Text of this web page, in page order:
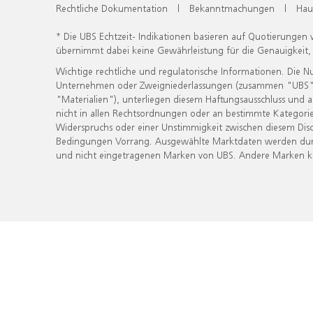
Rechtliche Dokumentation | Bekanntmachungen |
* Die UBS Echtzeit- Indikationen basieren auf
übernimmt dabei keine Gewährleistung für die
Wichtige rechtliche und regulatorische Informationen. Die
Unternehmen oder Zweigniederlassungen (zusammen
"Materialien"), unterliegen diesem Haftungsausschluss
nicht in allen Rechtsordnungen oder an bestimmte
Widerspruchs oder einer Unstimmigkeit zwischen diesem
Bedingungen Vorrang. Ausgewählte Marktdaten werden
und nicht eingetragenen Marken von UBS. Andere Marken